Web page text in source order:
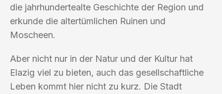
die jahrhundertealte Geschichte der Region und
erkunde die altertümlichen Ruinen und
Moscheen.
Aber nicht nur in der Natur und der Kultur hat
Elazig viel zu bieten, auch das gesellschaftliche
Leben kommt hier nicht zu kurz. Die Stadt